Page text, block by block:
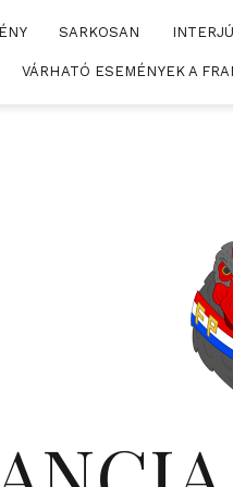
SARKOSAN INTERJÚ
VÁRHATÓ ESEMÉNYEK A